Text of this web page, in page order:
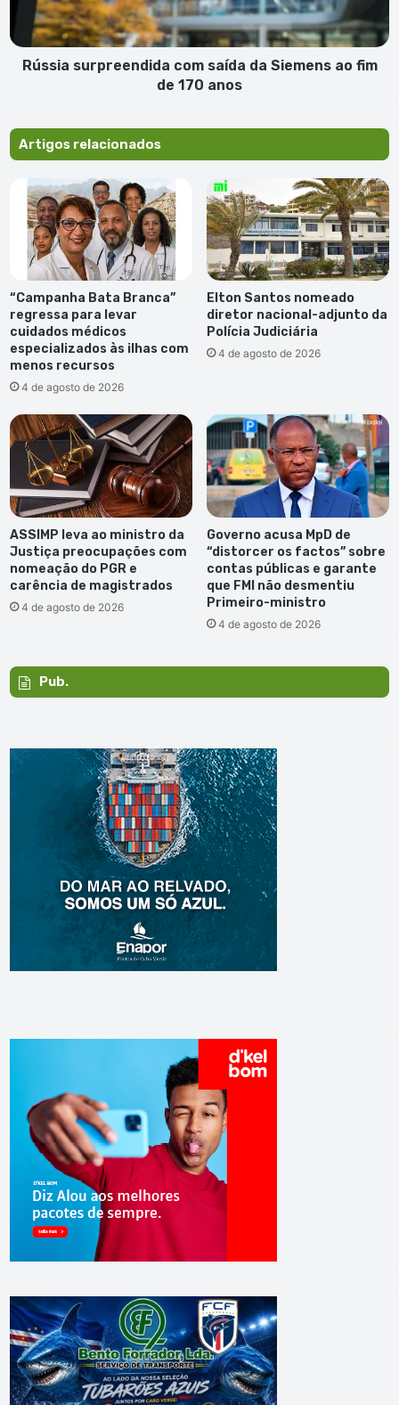
de
170Rússia surpreendida com saída da Siemens ao fim
de 170 anos
Artigos relacionados
“Campanha Bata Branca”
regressa para levar
cuidados médicos
especializados às ilhas com
menos recursos
4 de agosto de 2026
Elton Santos nomeado
diretor nacional-adjunto da
Polícia Judiciária
4 de agosto de 2026
ASSIMP leva ao ministro da
Justiça preocupações com
nomeação do PGR e
carência de magistrados
4 de agosto de 2026
Governo acusa MpD de
“distorcer os factos” sobre
contas públicas e garante
que FMI não desmentiu
Primeiro-ministro
4 de agosto de 2026
Pub.